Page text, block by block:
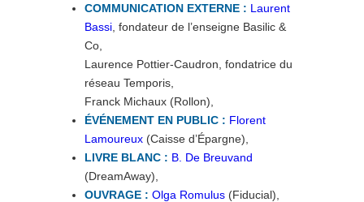
COMMUNICATION EXTERNE : Laurent
Bassi , fondateur de l’enseigne Basilic &
Co,
Laurence Pottier-Caudron, fondatrice du
réseau Temporis,
Franck Michaux (Rollon),
ÉVÉNEMENT EN PUBLIC : Florent
Lamoureux (Caisse d’Épargne),
LIVRE BLANC : B. De Breuvand
(DreamAway),
OUVRAGE : Olga Romulus (Fiducial),